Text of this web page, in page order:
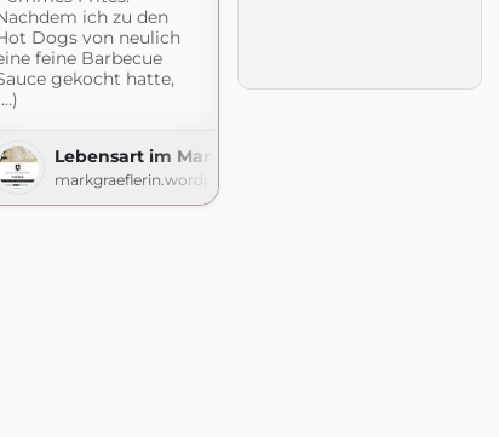
ich zu den
Dogs von neulich
feine Barbecue
gekocht hatte,
Lebensart im Markgräflerland
markgraeflerin.wordpress.com